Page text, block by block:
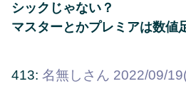
シックじゃない？
マスターとかプレミアは数値
413: 名無しさん 2022/09/